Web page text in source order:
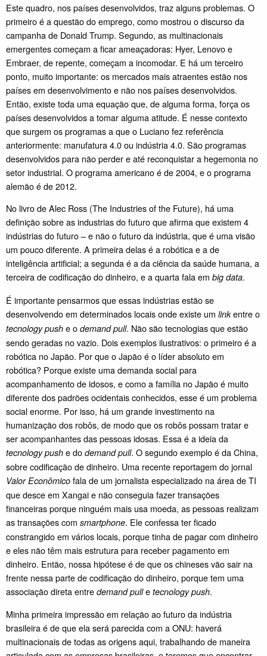
Este quadro, nos países desenvolvidos, traz alguns problemas. O
primeiro é a questão do emprego, como mostrou o discurso da
campanha de Donald Trump. Segundo, as multinacionais
emergentes começam a ficar ameaçadoras: Hyer, Lenovo e
Embraer, de repente, começam a incomodar. E há um terceiro
ponto, muito importante: os mercados mais atraentes estão nos
países em desenvolvimento e não nos países desenvolvidos.
Então, existe toda uma equação que, de alguma forma, força os
países desenvolvidos a tomar alguma atitude. É nesse contexto
que surgem os programas a que o Luciano fez referência
anteriormente: manufatura 4.0 ou indústria 4.0. São programas
desenvolvidos para não perder e até reconquistar a hegemonia no
setor industrial. O programa americano é de 2004, e o programa
alemão é de 2012.
No livro de Alec Ross (The Industries of the Future), há uma
definição sobre as industrias do futuro que afirma que existem 4
indústrias do futuro – e não o futuro da indústria, que é uma visão
um pouco diferente. A primeira delas é a robótica e a de
inteligência artificial; a segunda é a da ciência da saúde humana, a
terceira de codificação do dinheiro, e a quarta fala em big data.
É importante pensarmos que essas indústrias estão se
desenvolvendo em determinados locais onde existe um linkentre o
tecnology push e o demand pull. Não são tecnologias que estão
sendo geradas no vazio. Dois exemplos ilustrativos: o primeiro é a
robótica no Japão. Por que o Japão é o líder absoluto em
robótica? Porque existe uma demanda social para
acompanhamento de idosos, e como a família no Japão é muito
diferente dos padrões ocidentais conhecidos, esse é um problema
social enorme. Por isso, há um grande investimento na
humanização dos robôs, de modo que os robôs possam tratar e
ser acompanhantes das pessoas idosas. Essa é a ideia da
tecnology push e do demand pull. O segundo exemplo é da China,
sobre codificação de dinheiro. Uma recente reportagem do jornal
Valor Econômico fala de um jornalista especializado na área de TI
que desce em Xangai e não conseguia fazer transações
financeiras porque ninguém mais usa moeda, as pessoas realizam
as transações com smartphone. Ele confessa ter ficado
constrangido em vários locais, porque tinha de pagar com dinheiro
e eles não têm mais estrutura para receber pagamento em
dinheiro. Então, nossa hipótese é de que os chineses vão sair na
frente nessa parte de codificação do dinheiro, porque tem uma
associação direta entre demand pulle tecnology push.
Minha primeira impressão em relação ao futuro da indústria
brasileira é de que ela será parecida com a ONU: haverá
multinacionais de todas as origens aqui, trabalhando de maneira